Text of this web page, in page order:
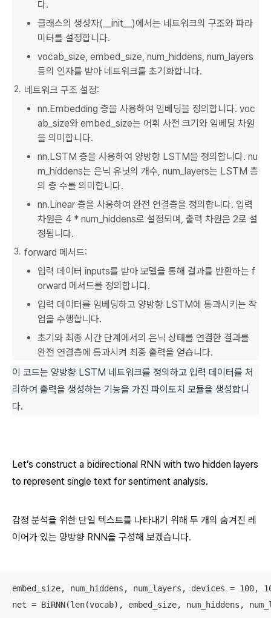
다.
클래스의 생성자(__init__)에서는 네트워크의 구조와 파라
미터를 설정합니다.
vocab_size, embed_size, num_hiddens, num_layers
등의 인자를 받아 네트워크를 초기화합니다.
네트워크 구조 설정:
nn.Embedding 층을 사용하여 임베딩을 정의합니다. voc
ab_size와 embed_size는 어휘 사전 크기와 임베딩 차원
을 의미합니다.
nn.LSTM 층을 사용하여 양방향 LSTM을 정의합니다. nu
m_hiddens는 은닉 유닛의 개수, num_layers는 LSTM 층
의 층 수를 의미합니다.
nn.Linear 층을 사용하여 완전 연결층을 정의합니다. 입력
차원은 4 * num_hiddens로 설정되며, 출력 차원은 2로 설
정됩니다.
forward 메서드:
입력 데이터 inputs를 받아 모델을 통해 결과를 반환하는 f
orward 메서드를 정의합니다.
입력 데이터를 임베딩하고 양방향 LSTM에 통과시키는 작
업을 수행합니다.
초기와 최종 시간 단계에서의 은닉 상태를 연결한 결과를
완전 연결층에 통과시켜 최종 출력을 얻습니다.
이 코드는 양방향 LSTM 네트워크를 정의하고 입력 데이터를 처
리하여 출력을 생성하는 기능을 가진 파이토치 모듈을 생성합니
다.
Let’s construct a bidirectional RNN with two hidden layers
to represent single text for sentiment analysis.
감정 분석을 위한 단일 텍스트를 나타내기 위해 두 개의 숨겨진 레
이어가 있는 양방향 RNN을 구성해 보겠습니다.
embed_size, num_hiddens, num_layers, devices =
net = BiRNN(len(vocab), embed_size, num_hiddens,